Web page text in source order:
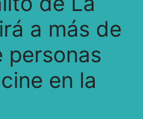
a más de
personas
en la